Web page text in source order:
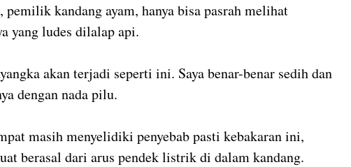
kandang ayam, hanya bisa pasrah melihat
yang ludes dilalap api.
akan terjadi seperti ini. Saya benar-benar sedih dan
dengan nada pilu.
masih menyelidiki penyebab pasti kebakaran ini,
berasal dari arus pendek listrik di dalam kandang.